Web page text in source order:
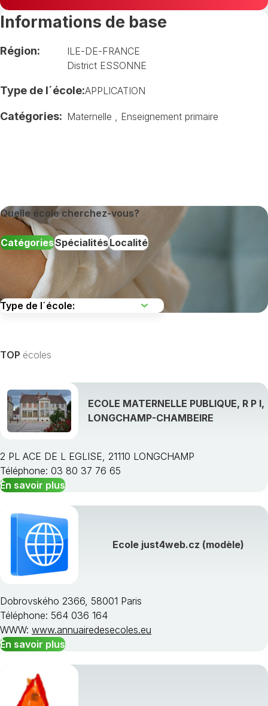
Informations de base
Région:
ILE-DE-FRANCE
District ESSONNE
Type de l´école:APPLICATION
Catégories: Maternelle Enseignement primaire
Quelle école cherchez-vous?
CatégoriesSpécialitésLocalité
Afficher toutes les spécialités de formation »
TOP écoles
ECOLE MATERNELLE PUBLIQUE, R P I,
LONGCHAMP-CHAMBEIRE
2 PL ACE DE L EGLISE, 21110 LONGCHAMP
Téléphone: 03 80 37 76 65
En savoir plus
Ecole just4web.cz (modèle)
Dobrovského 2366, 58001 Paris
Téléphone: 564 036 164
WWW: www.annuairedesecoles.eu
En savoir plus